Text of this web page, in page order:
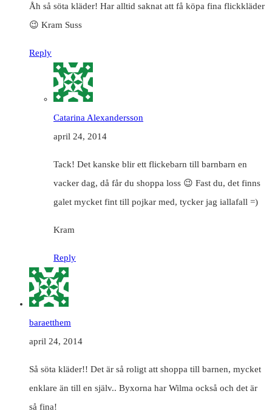
Åh så söta kläder! Har alltid saknat att få köpa fina flickkläder
😉 Kram Suss
Reply
Catarina Alexandersson
april 24, 2014
Tack! Det kanske blir ett flickebarn till barnbarn en
vacker dag, då får du shoppa loss 😉 Fast du, det finns
galet mycket fint till pojkar med, tycker jag iallafall =)
Kram
Reply
baraetthem
april 24, 2014
Så söta kläder!! Det är så roligt att shoppa till barnen, mycket
enklare än till en själv.. Byxorna har Wilma också och det är
så fina!